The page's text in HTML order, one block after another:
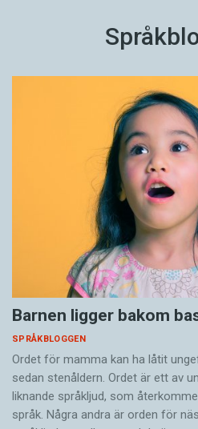
Barnen ligger bakom
SPRÅKBLOGGEN
Ordet för mamma kan ha låtit
sedan stenåldern. Ordet är ett av
liknande språkljud, som
språk. Några andra är orden för